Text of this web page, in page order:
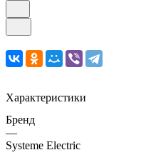
Характеристики
Бренд
—
Systeme Electric